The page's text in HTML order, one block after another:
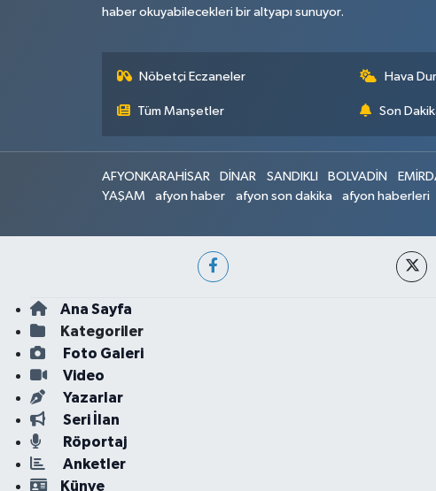
haber okuyabilecekleri bir altyapı sunuyor.
Nöbetçi Eczaneler Hava
Tüm Manşetler Son
AFYONKARAHİSAR DİNAR SANDIKLI BOLVADİN
YAŞAM
afyon haber afyon son dakika afyon haberleri
Ana Sayfa
Kategoriler
Foto Galeri
Video
Yazarlar
Seri İlan
Röportaj
Anketler
Künye